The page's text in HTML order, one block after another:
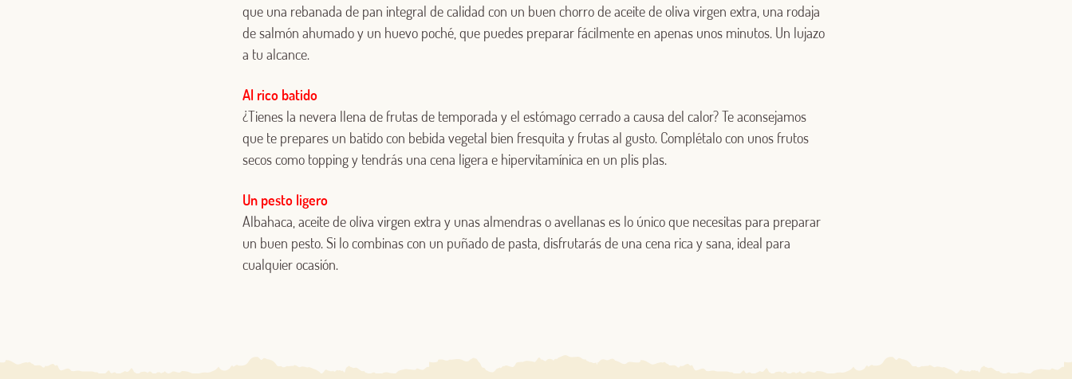
que una rebanada de pan integral de calidad con un buen chorro de aceite de oliva virgen extra, una rodaja
de salmón ahumado y un huevo poché, que puedes preparar fácilmente en apenas unos minutos. Un lujazo
a tu alcance.
Al rico batido
¿Tienes la nevera llena de frutas de temporada y el estómago cerrado a causa del calor? Te aconsejamos
que te prepares un batido con bebida vegetal bien fresquita y frutas al gusto. Complétalo con unos frutos
secos como topping y tendrás una cena ligera e hipervitamínica en un plis plas.
Un pesto ligero
Albahaca, aceite de oliva virgen extra y unas almendras o avellanas es lo único que necesitas para preparar
un buen pesto. Si lo combinas con un puñado de pasta, disfrutarás de una cena rica y sana, ideal para
cualquier ocasión.
Iniciar sesión con Facebook
Correo electrónico
¿Aún no estás ya registrado en el Club Borges? Regístrate aquí.